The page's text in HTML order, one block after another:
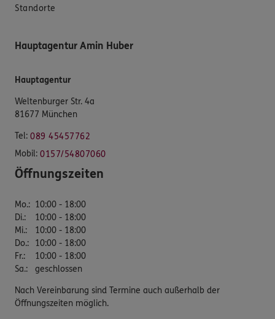
Standorte
Hauptagentur Amin Huber
Hauptagentur
Weltenburger Str. 4a
81677 München
Tel: 089 45457762
Mobil: 0157/54807060
Öffnungszeiten
Mo.: 10:00 - 18:00
Di.:
10:00 - 18:00
Mi.:
10:00 - 18:00
Do.:
10:00 - 18:00
Fr.:
10:00 - 18:00
Sa.: geschlossen
Nach Vereinbarung sind Termine auch außerhalb der
Öffnungszeiten möglich.